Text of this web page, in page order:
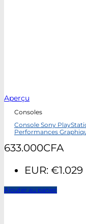
Aperçu
Consoles
Console Sony
Performances
633.000CFA
EUR: €1.029
Ajouter au panier